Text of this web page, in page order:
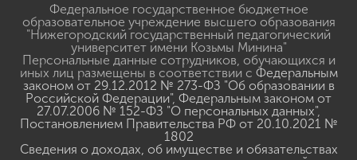
Федеральное государственное бюджетное
образовательное учреждение высшего образования
"Нижегородский государственный педагогический
университет имени Козьмы Минина"
Персональные данные сотрудников, обучающихся и
иных лиц размещены в соответствии с Федеральным
законом от 29.12.2012 № 273-ФЗ "Об образовании в
Российской Федерации", Федеральным законом от
27.07.2006 № 152-ФЗ "О персональных данных",
Постановлением Правительства РФ от 20.10.2021 №
1802
Сведения о доходах, об имуществе и обязательствах